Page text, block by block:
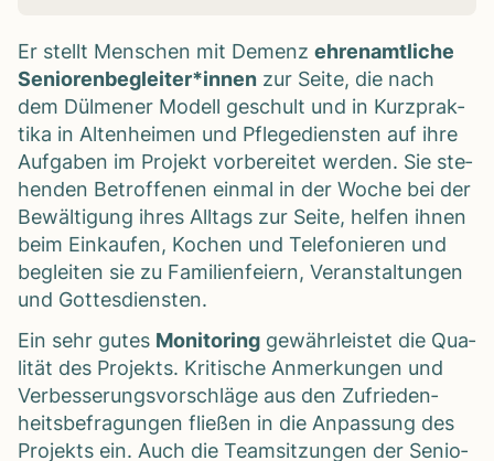
Er stellt Men­schen mit Demenz ehren­amt­li­che
Seniorenbegleiter*innen zur Seite, die nach
dem Dül­me­ner Modell geschult und in Kurz­prak­
tika in Alten­hei­men und Pfle­ge­diens­ten auf ihre
Auf­ga­ben im Pro­jekt vor­be­rei­tet wer­den. Sie ste­
hen­den Betrof­fe­nen ein­mal in der Woche bei der
Bewäl­ti­gung ihres All­tags zur Seite, hel­fen ihnen
beim Ein­kau­fen, Kochen und Tele­fo­nie­ren und
beglei­ten sie zu Fami­li­en­fei­ern, Ver­an­stal­tun­gen
und Got­tes­diens­ten.
Ein sehr gutes Moni­to­ring gewähr­leis­tet die Qua­
li­tät des Pro­jekts. Kri­ti­sche Anmer­kun­gen und
Ver­bes­se­rungs­vor­schläge aus den Zufrie­den­
heits­be­fra­gun­gen flie­ßen in die Anpas­sung des
Pro­jekts ein. Auch die Team­sit­zun­gen der Senio­